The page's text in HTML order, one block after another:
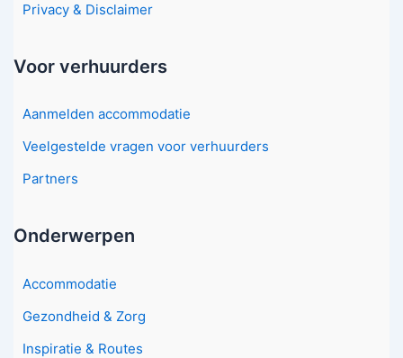
Privacy & Disclaimer
Voor verhuurders
Aanmelden accommodatie
Veelgestelde vragen voor verhuurders
Partners
Onderwerpen
Accommodatie
Gezondheid & Zorg
Inspiratie & Routes